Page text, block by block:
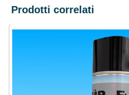
Prodotti correlati